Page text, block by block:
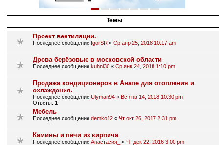
Темы
Проект вентиляции.
Последнее сообщение IgorSR « Ср апр 25, 2018 10:17 am
Дрова берёзовые в московской области
Последнее сообщение kuhni30 « Ср янв 24, 2018 1:10 pm
Продажа кондиционеров в Анапе для отопления и
охлаждения.
Последнее сообщение Ulyman94 « Вс янв 14, 2018 10:30 pm
Ответы: 1
Мебель
Последнее сообщение demko12 « Чт окт 26, 2017 2:31 pm
Камины и печи из кирпича
Последнее сообщение Анастасия_ « Чт дек 22, 2016 3:00 pm